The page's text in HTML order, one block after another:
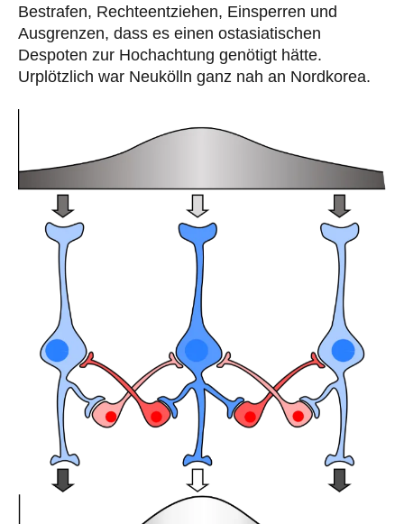
Bestrafen, Rechteentziehen, Einsperren und
Ausgrenzen, dass es einen ostasiatischen
Despoten zur Hochachtung genötigt hätte.
Urplötzlich war Neukölln ganz nah an Nordkorea.